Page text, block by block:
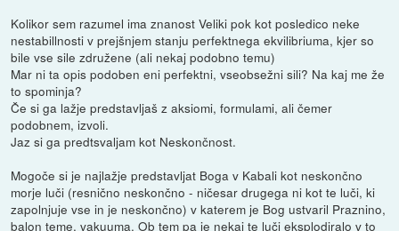
Kolikor sem razumel ima znanost Veliki pok kot posledico neke
nestabillnosti v prejšnjem stanju perfektnega ekvilibriuma, kjer so
bile vse sile združene (ali nekaj podobno temu)
Mar ni ta opis podoben eni perfektni, vseobsežni sili? Na kaj me že
to spominja?
Če si ga lažje predstavljaš z aksiomi, formulami, ali čemer
podobnem, izvoli.
Jaz si ga predtsvaljam kot Neskončnost.
Mogoče si je najlažje predstavljat Boga v Kabali kot neskončno
morje luči (resnično neskončno - ničesar drugega ni kot te luči, ki
zapolnjuje vse in je neskončno) v katerem je Bog ustvaril Praznino,
balon teme, vakuuma. Ob tem pa je nekaj te luči eksplodiralo v to